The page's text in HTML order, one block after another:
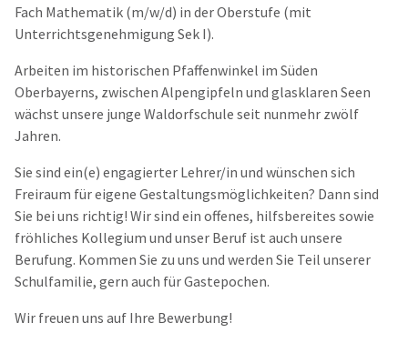
Fach Mathematik (m/w/d) in der Oberstufe (mit
Unterrichtsgenehmigung Sek I).
Arbeiten im historischen Pfaffenwinkel im Süden
Oberbayerns, zwischen Alpengipfeln und glasklaren Seen
wächst unsere junge Waldorfschule seit nunmehr zwölf
Jahren.
Sie sind ein(e) engagierter Lehrer/in und wünschen sich
Freiraum für eigene Gestaltungsmöglichkeiten? Dann sind
Sie bei uns richtig! Wir sind ein offenes, hilfsbereites sowie
fröhliches Kollegium und unser Beruf ist auch unsere
Berufung. Kommen Sie zu uns und werden Sie Teil unserer
Schulfamilie, gern auch für Gastepochen.
Wir freuen uns auf Ihre Bewerbung!